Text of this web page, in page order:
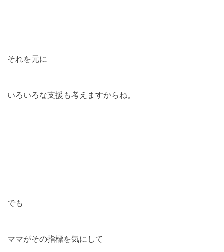
それを元に
いろいろな支援も考えますからね。
でも
ママがその指標を気にして